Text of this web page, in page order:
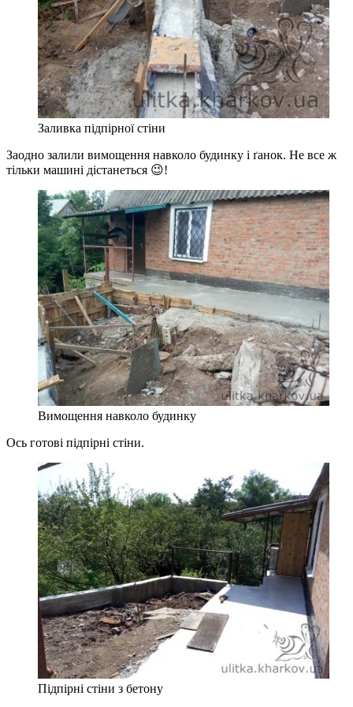
Заливка підпірної стіни
Заодно залили вимощення навколо будинку і ґанок. Не все ж
тільки машині дістанеться 😉!
Вимощення навколо будинку
Ось готові підпірні стіни.
Підпірні стіни з бетону